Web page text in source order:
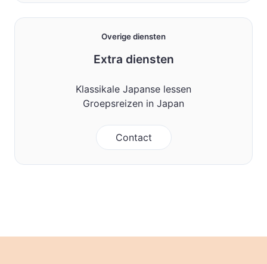
Overige diensten
Extra diensten
Klassikale Japanse lessen
Groepsreizen in Japan
Contact